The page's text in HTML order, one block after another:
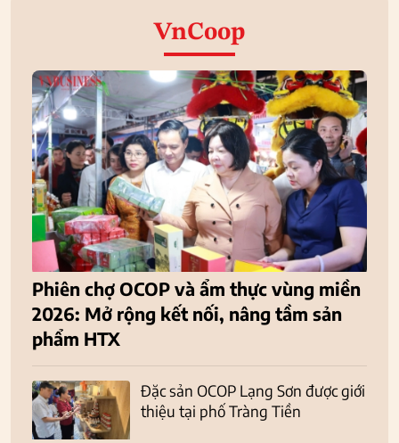
VnCoop
Phiên chợ OCOP và ẩm thực vùng miền
2026: Mở rộng kết nối, nâng tầm sản
phẩm HTX
Đặc sản OCOP Lạng Sơn được giới
thiệu tại phố Tràng Tiền